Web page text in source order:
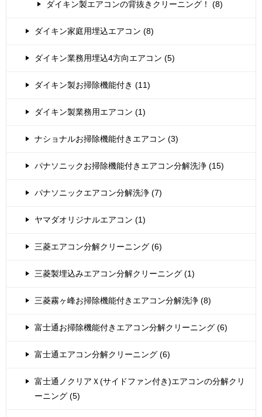
ダイキン製エアコンの背抜きクリーニング！ (8)
ダイキン家庭用埋込エアコン (8)
ダイキン業務用埋込4方向エアコン (5)
ダイキン製お掃除機能付き (11)
ダイキン製業務用エアコン (1)
ナショナルお掃除機能付きエアコン (3)
パナソニックお掃除機能付きエアコン分解洗浄 (15)
パナソニックエアコン分解洗浄 (7)
ヤマダオリジナルエアコン (1)
三菱エアコン分解クリーニング (6)
三菱製埋込みエアコン分解クリーニング (1)
三菱霧ヶ峰お掃除機能付きエアコン分解洗浄 (8)
富士通お掃除機能付きエアコン分解クリーニング (6)
富士通エアコン分解クリーニング (6)
富士通ノクリアＸ(サイドファン付き)エアコンの分解クリ
ーニング (5)